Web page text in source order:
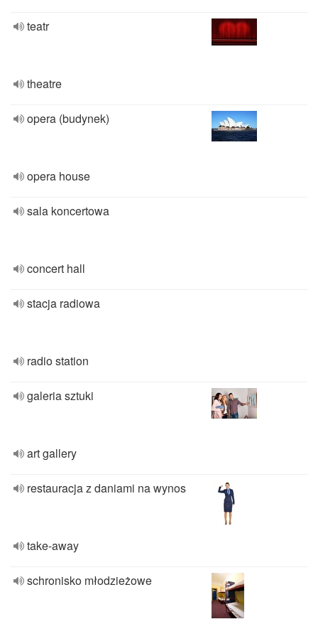
teatr
theatre
opera (budynek)
opera house
sala koncertowa
concert hall
stacja radiowa
radio station
galeria sztuki
art gallery
restauracja z daniami na wynos
take-away
schronisko młodzieżowe